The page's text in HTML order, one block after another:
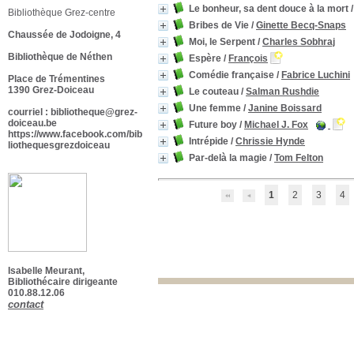
Le bonheur, sa dent douce à la mort
Bribes de Vie / Ginette Becq-Snaps
Moi, le Serpent / Charles Sobhraj
Espère / François
Comédie française / Fabrice Luchini
Le couteau / Salman Rushdie
Une femme / Janine Boissard
Future boy / Michael J. Fox
Intrépide / Chrissie Hynde
Par-delà la magie / Tom Felton
1 2 3 4
Bibliothèque Grez-centre
Chaussée de Jodoigne, 4
Bibliothèque de Néthen
Place de Trémentines
1390 Grez-Doiceau
courriel : bibliotheque@grez-
doiceau.be
https://www.facebook.com/bib
liothequesgrezdoiceau
Isabelle Meurant,
Bibliothécaire dirigeante
010.88.12.06
contact